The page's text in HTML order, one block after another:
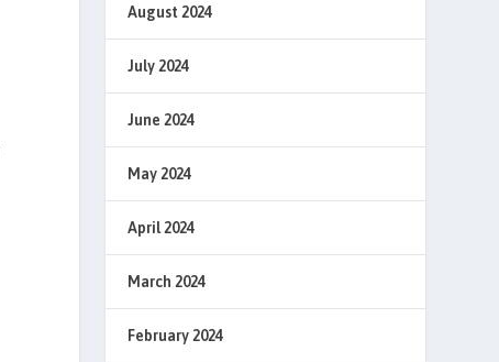
August 2024
July 2024
June 2024
May 2024
April 2024
March 2024
February 2024